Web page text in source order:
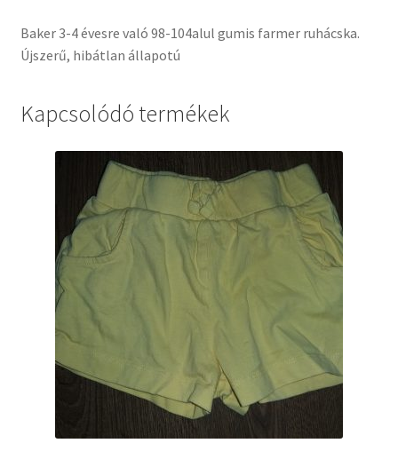
Baker 3-4 évesre való 98-104alul gumis farmer ruhácska.
Újszerű, hibátlan állapotú
Kapcsolódó termékek